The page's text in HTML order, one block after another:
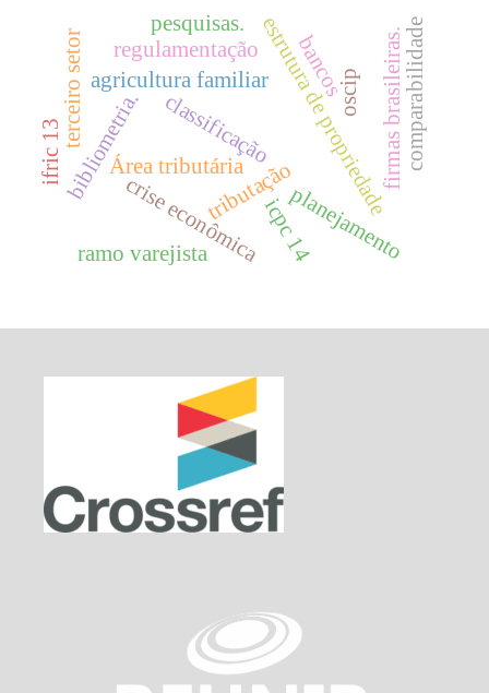
classificação
Área tributáriatributaçãoestrutura de propriedadefirmas brasileiras.
agricultura familiar
bibliometria.
bancos
crise econômica
regulamentação
pesquisas.
terceiro setor oscip
ramo varejista
ifric 13 comparabilidade
planejamento
icpc 14